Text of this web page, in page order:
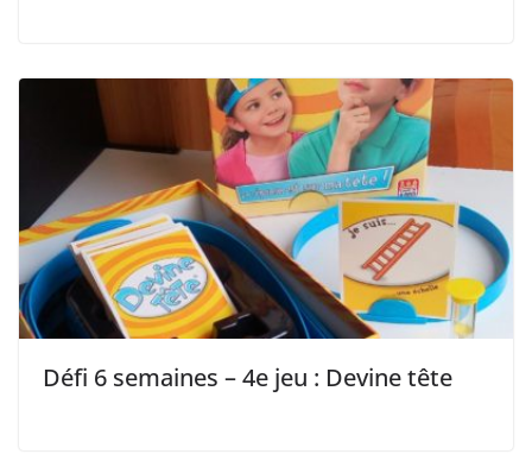
Défi 6 semaines – 4e jeu : Devine tête